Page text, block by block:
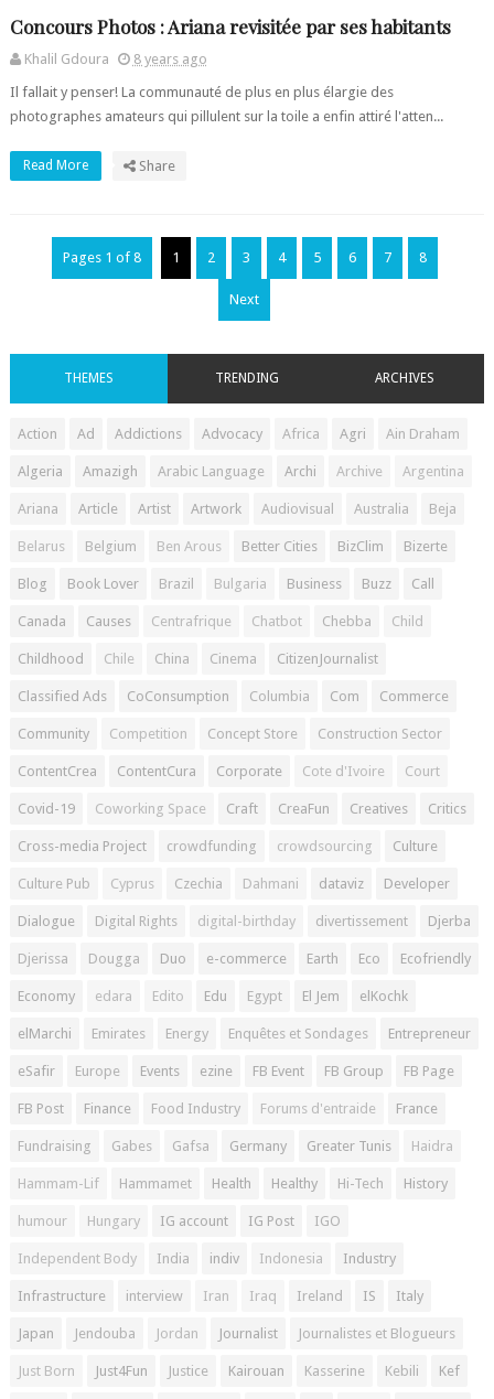
Concours Photos : Ariana revisitée par ses habitants
Khalil Gdoura
8 years ago
Il fallait y penser! La communauté de plus en plus élargie des
photographes amateurs qui pillulent sur la toile a enfin attiré l'atten...
Read More Share
Pages 1 of 8 1 2 3 4 5 6 7 8
Next
THEMES TRENDING ARCHIVES
Action Ad Addictions Advocacy Africa Agri Ain Draham
Algeria Amazigh Arabic Language Archi Archive Argentina
Ariana Article Artist Artwork Audiovisual Australia Beja
Belarus Belgium Ben Arous Better Cities BizClim Bizerte
Blog Book Lover Brazil Bulgaria Business Buzz Call
Canada Causes Centrafrique Chatbot Chebba Child
Childhood Chile China Cinema CitizenJournalist
Classified Ads CoConsumption Columbia Com Commerce
Community Competition Concept Store Construction Sector
ContentCrea ContentCura Corporate Cote d'Ivoire Court
Covid-19 Coworking Space Craft CreaFun Creatives Critics
Cross-media Project crowdfunding crowdsourcing Culture
Culture Pub Cyprus Czechia Dahmani dataviz Developer
Dialogue Digital Rights digital-birthday divertissement Djerba
Djerissa Dougga Duo e-commerce Earth Eco Ecofriendly
Economy edara Edito Edu Egypt El Jem elKochk
elMarchi Emirates Energy Enquêtes et Sondages Entrepreneur
eSafir Europe Events ezine FB Event FB Group FB Page
FB Post Finance Food Industry Forums d'entraide France
Fundraising Gabes Gafsa Germany Greater Tunis Haidra
Hammam-Lif Hammamet Health Healthy Hi-Tech History
humour Hungary IG account IG Post IGO
Independent Body India indiv Indonesia Industry
Infrastructure interview Iran Iraq Ireland IS Italy
Japan Jendouba Jordan Journalist Journalistes et Blogueurs
Just Born Just4Fun Justice Kairouan Kasserine Kebili Kef